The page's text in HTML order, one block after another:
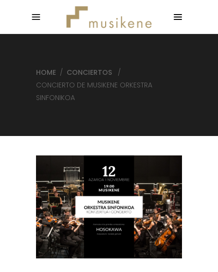
HOME / CONCIERTOS
/
CONCIERTO DE MUSIKENE ORKESTRA
SINFONIKOA